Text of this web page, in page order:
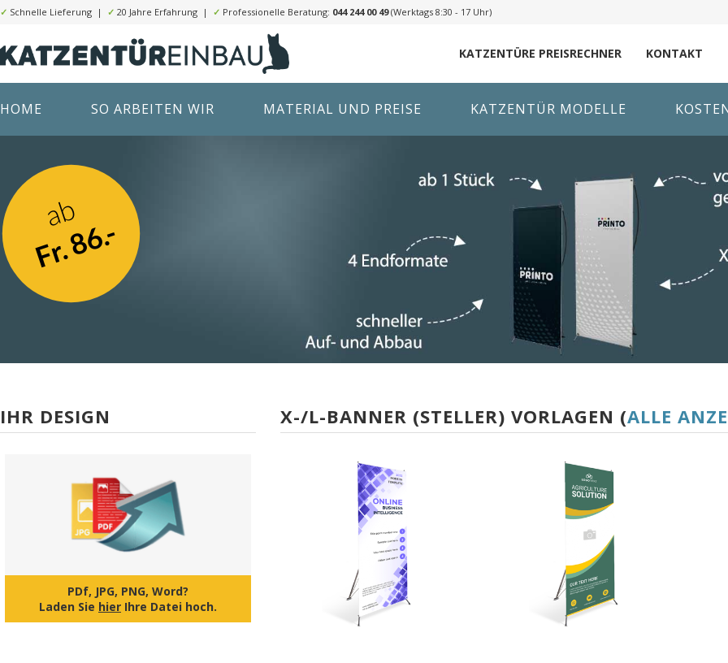
✓ Schnelle Lieferung | ✓ 20 Jahre Erfahrung | ✓ Professionelle Beratung: 044 244 00 49(Werktags 8:30 - 17 Uhr)
KATZENTÜRE PREISRECHNER KONTAKT
HOME SO ARBEITEN WIR MATERIAL UND PREISE KATZENTÜR MODELLE
ab
Fr. 86.-
IHR DESIGN
PDf, JPG, PNG, Word?
Laden Sie hier Ihre Datei hoch.
X-/L-BANNER (STELLER) VORLAGEN (ALLE